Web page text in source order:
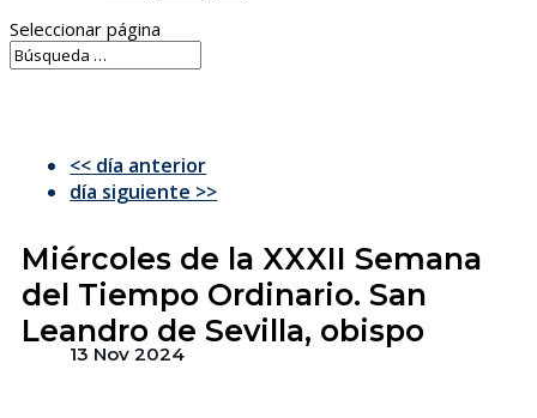
Seleccionar página
<< día anterior
día siguiente >>
Miércoles de la XXXII Semana
del Tiempo Ordinario. San
Leandro de Sevilla, obispo
13 Nov 2024